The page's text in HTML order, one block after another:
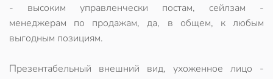
- высоким управленчески постам, сейлзам -
менеджерам по продажам, да, в общем, к любым
выгодным позициям.
Презентабельный внешний вид, ухоженное лицо -